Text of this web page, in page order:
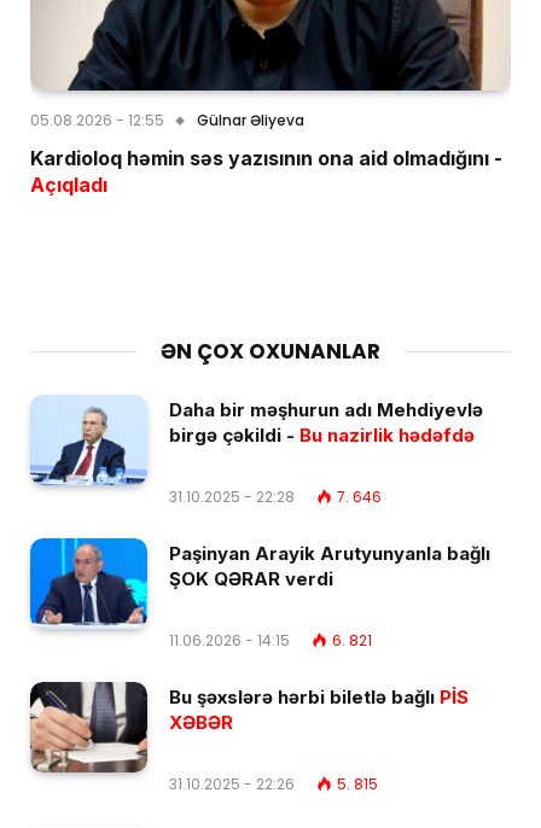
05.08.2026 - 12:55 Gülnar Əliyeva
Kardioloq həmin səs yazısının ona aid olmadığını -
Açıqladı
ƏN ÇOX OXUNANLAR
Daha bir məşhurun adı Mehdiyevlə
birgə çəkildi - Bu nazirlik hədəfdə
31.10.2025 - 22:28 7. 646
Paşinyan Arayik Arutyunyanla bağlı
ŞOK QƏRAR verdi
11.06.2026 - 14:15 6. 821
Bu şəxslərə hərbi biletlə bağlı PİS
XƏBƏR
31.10.2025 - 22:26 5. 815